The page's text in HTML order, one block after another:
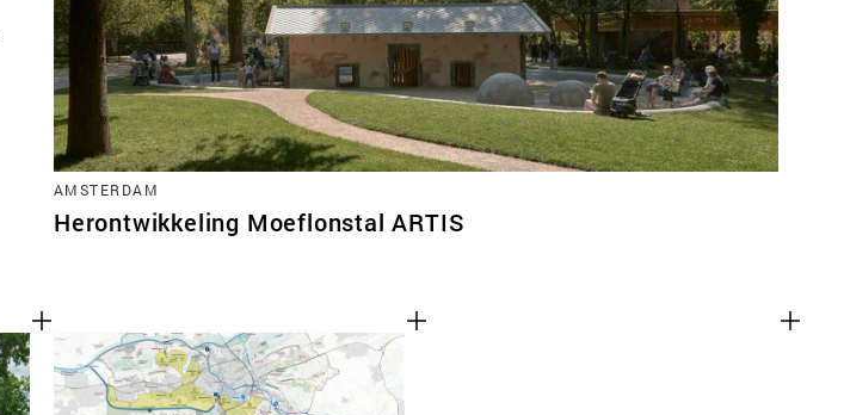
AMSTERDAM
Herontwikkeling Moeflonstal ARTIS